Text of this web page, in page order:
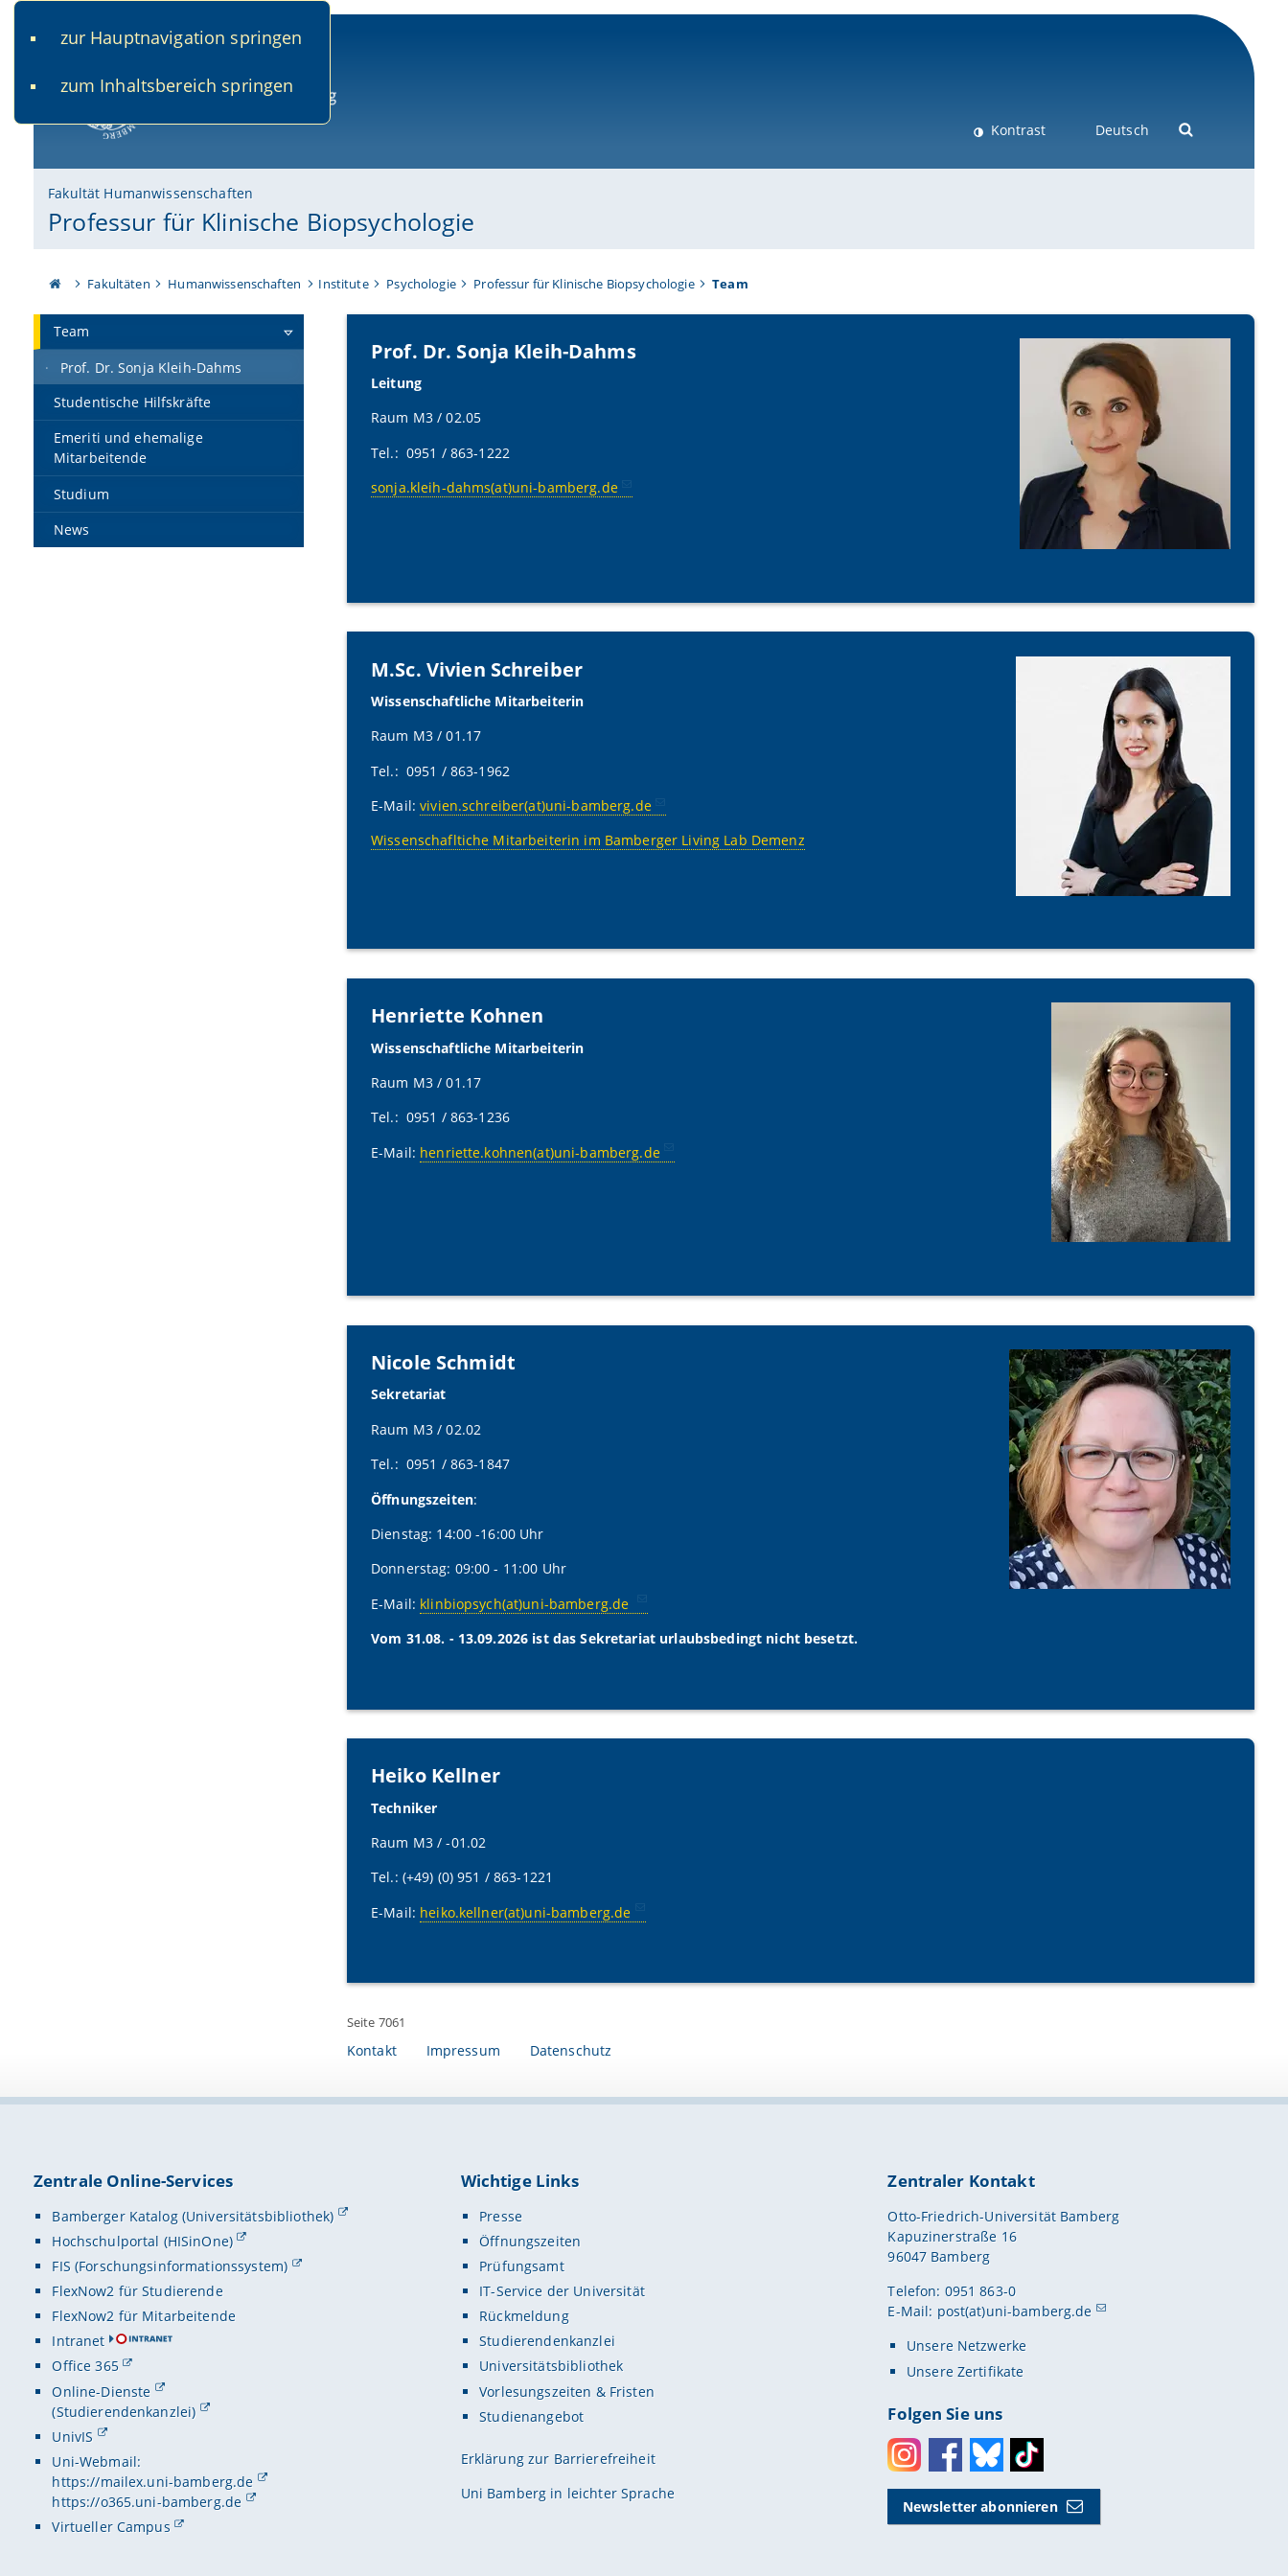
zur Hauptnavigation springen
zum Inhaltsbereich springen
Kontrast Deutsch
Fakultät Humanwissenschaften
Professur für Klinische Biopsychologie
Fakultäten Humanwissenschaften Institute Psychologie Professur für Klinische Biopsychologie Team
Team
Prof. Dr. Sonja Kleih-Dahms
Studentische Hilfskräfte
Emeriti und ehemalige
Mitarbeitende
Studium
News
Prof. Dr. Sonja Kleih-Dahms
Leitung
Raum M3 / 02.05
Tel.: 0951 / 863-1222
sonja.kleih-dahms(at)uni-bamberg.de
M.Sc. Vivien Schreiber
Wissenschaftliche Mitarbeiterin
Raum M3 / 01.17
Tel.: 0951 / 863-1962
E-Mail:vivien.schreiber(at)uni-bamberg.de
Wissenschafltiche Mitarbeiterin im Bamberger Living Lab Demenz
Henriette Kohnen
Wissenschaftliche Mitarbeiterin
Raum M3 / 01.17
Tel.: 0951 / 863-1236
E-Mail: henriette.kohnen(at)uni-bamberg.de
Nicole Schmidt
Sekretariat
Raum M3 / 02.02
Tel.: 0951 / 863-1847
Öffnungszeiten:
Dienstag: 14:00 -16:00 Uhr
Donnerstag: 09:00 - 11:00 Uhr
E-Mail: klinbiopsych(at)uni-bamberg.de
Vom 31.08. - 13.09.2026 ist das Sekretariat urlaubsbedingt nicht besetzt.
Heiko Kellner
Techniker
Raum M3 / -01.02
Tel.: (+49) (0) 951 / 863-1221
E-Mail: heiko.kellner(at)uni-bamberg.de
Seite 7061
Kontakt Impressum Datenschutz
Zentrale Online-Services
Bamberger Katalog (Universitätsbibliothek)
Hochschulportal (HISinOne)
FIS (Forschungsinformationssystem)
FlexNow2 für Studierende
FlexNow2 für Mitarbeitende
Intranet
Office 365
Online-Dienste
(Studierendenkanzlei)
UnivIS
Uni-Webmail:
https://mailex.uni-bamberg.de
https://o365.uni-bamberg.de
Virtueller Campus
Wichtige Links
Presse
Öffnungszeiten
Prüfungsamt
IT-Service der Universität
Rückmeldung
Studierendenkanzlei
Universitätsbibliothek
Vorlesungszeiten & Fristen
Studienangebot
Erklärung zur Barrierefreiheit
Uni Bamberg in leichter Sprache
Zentraler Kontakt
Otto-Friedrich-Universität Bamberg
Kapuzinerstraße 16
96047 Bamberg
Telefon: 0951 863-0
E-Mail: post(at)uni-bamberg.de
Unsere Netzwerke
Unsere Zertifikate
Folgen Sie uns
InstagramFacebookBlueskyToktok
Newsletter abonnieren